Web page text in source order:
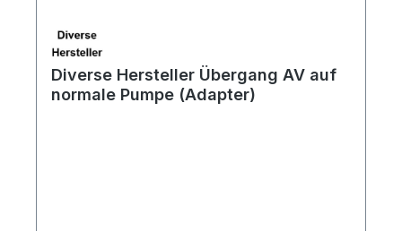
Diverse Hersteller Übergang AV auf
normale Pumpe (Adapter)